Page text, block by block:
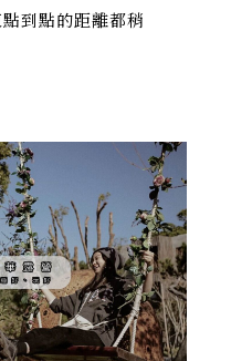
到點的距離都稍